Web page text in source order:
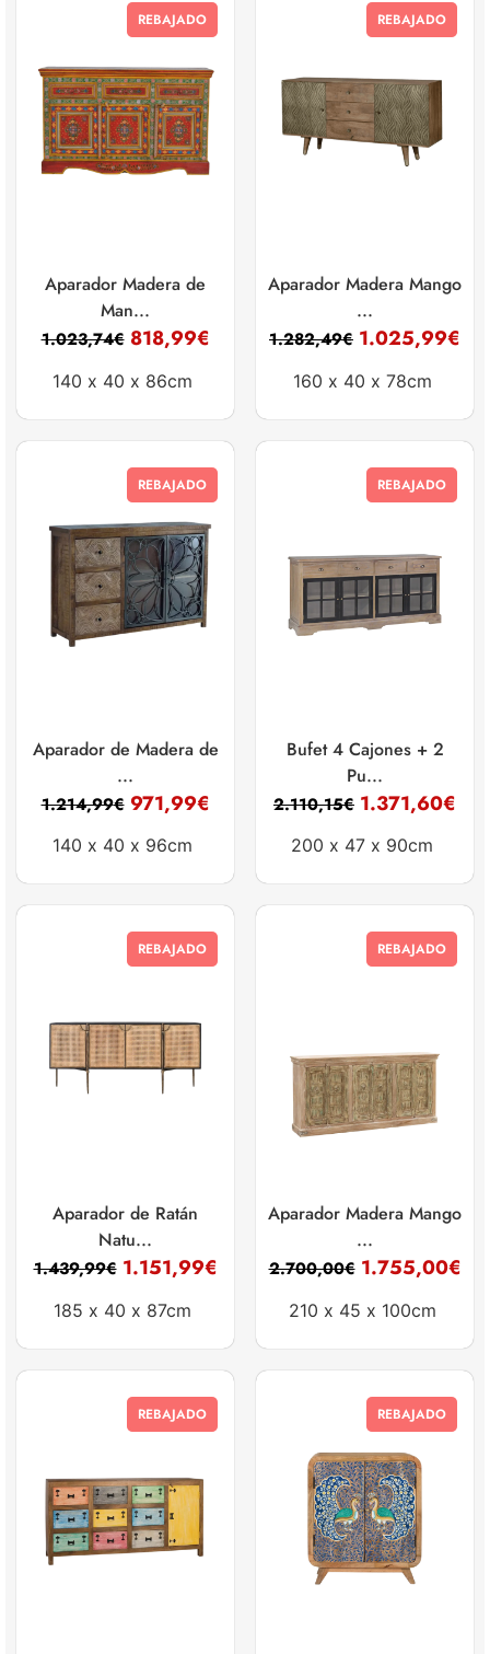
REBAJADO
Aparador Madera de
Man...
1.023,74€ 818,99€
140 x 40 x 86cm
REBAJADO
Aparador Madera Mango
...
1.282,49€ 1.025,99€
160 x 40 x 78cm
REBAJADO
Aparador de Madera de
...
1.214,99€ 971,99€
140 x 40 x 96cm
REBAJADO
Bufet 4 Cajones + 2
Pu...
2.110,15€ 1.371,60€
200 x 47 x 90cm
REBAJADO
Aparador de Ratán
Natu...
1.439,99€ 1.151,99€
185 x 40 x 87cm
REBAJADO
Aparador Madera Mango
...
2.700,00€ 1.755,00€
210 x 45 x 100cm
REBAJADO REBAJADO